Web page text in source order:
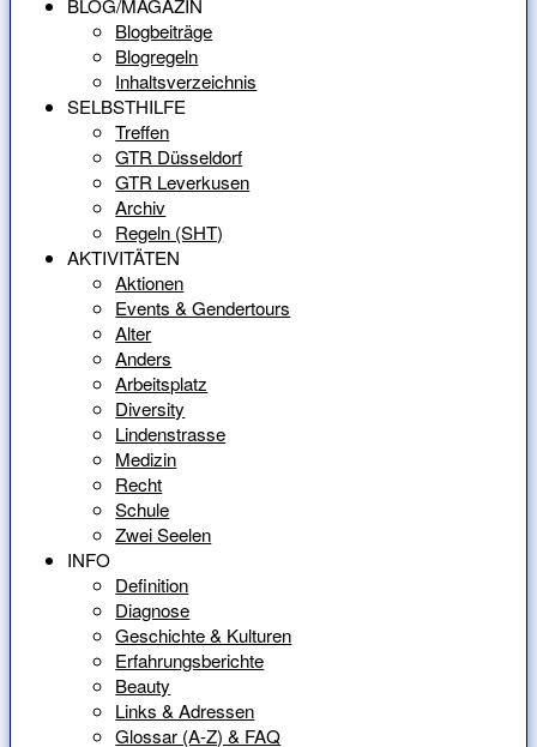
BLOG/MAGAZIN
Blogbeiträge
Blogregeln
Inhaltsverzeichnis
SELBSTHILFE
Treffen
GTR Düsseldorf
GTR Leverkusen
Archiv
Regeln (SHT)
AKTIVITÄTEN
Aktionen
Events & Gendertours
Alter
Anders
Arbeitsplatz
Diversity
Lindenstrasse
Medizin
Recht
Schule
Zwei Seelen
INFO
Definition
Diagnose
Geschichte & Kulturen
Erfahrungsberichte
Beauty
Links & Adressen
Glossar (A-Z) & FAQ